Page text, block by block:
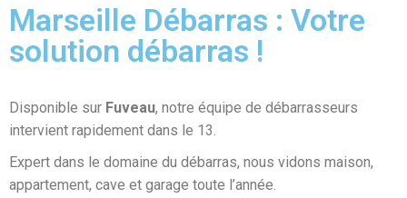
Marseille Débarras : Votre
solution débarras !
Disponible sur Fuveau, notre équipe de débarrasseurs
intervient rapidement dans le 13.
Expert dans le domaine du débarras, nous vidons maison,
appartement, cave et garage toute l’année.